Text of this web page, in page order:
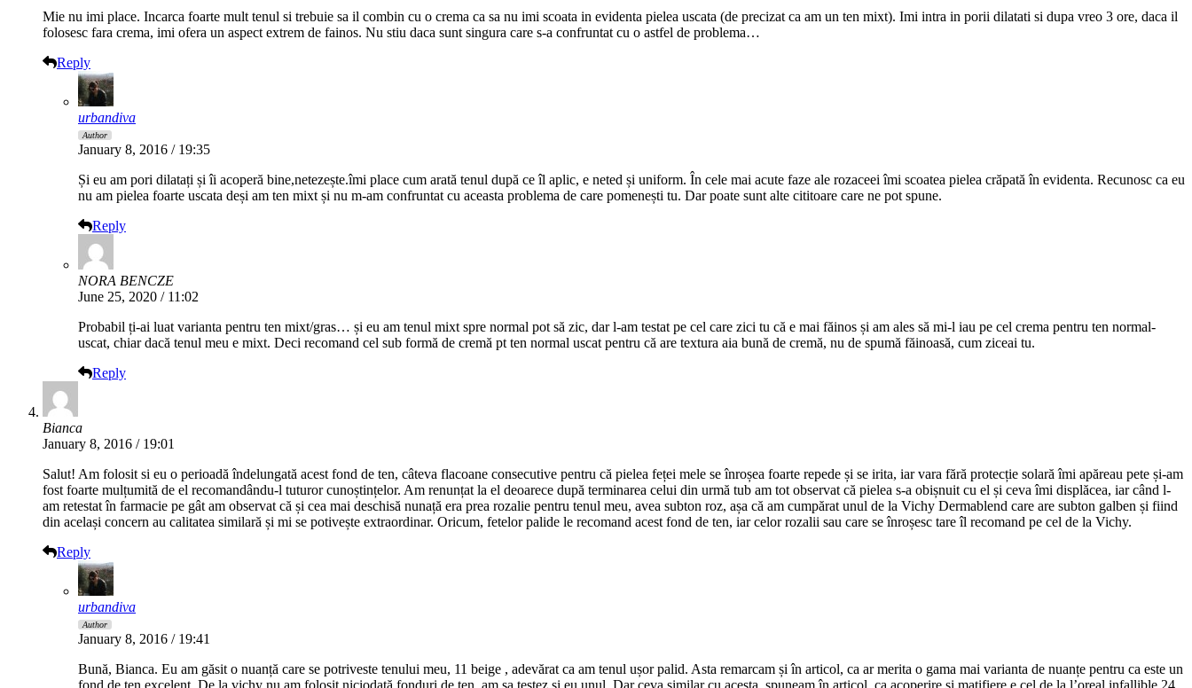
Mie nu imi place. Incarca foarte mult tenul si trebuie sa il combin cu o crema ca sa nu imi scoata in evidenta pielea uscata (de precizat ca am un ten mixt). Imi intra in porii dilatati si dupa vreo 3 ore, daca il
folosesc fara crema, imi ofera un aspect extrem de fainos. Nu stiu daca sunt singura care s-a confruntat cu o astfel de problema…
Reply
urbandiva
Author
January 8, 2016 / 19:35
Și eu am pori dilatați și îi acoperă bine,netezește.îmi place cum arată tenul după ce îl aplic, e neted și uniform. În cele mai acute faze ale rozaceei îmi scoatea pielea crăpată în evidenta. Recunosc ca eu
nu am pielea foarte uscata deși am ten mixt și nu m-am confruntat cu aceasta problema de care pomenești tu. Dar poate sunt alte cititoare care ne pot spune.
Reply
NORA BENCZE
June 25, 2020 / 11:02
Probabil ți-ai luat varianta pentru ten mixt/gras… și eu am tenul mixt spre normal pot să zic, dar l-am testat pe cel care zici tu că e mai făinos și am ales să mi-l iau pe cel crema pentru ten normal-
uscat, chiar dacă tenul meu e mixt. Deci recomand cel sub formă de cremă pt ten normal uscat pentru că are textura aia bună de cremă, nu de spumă făinoasă, cum ziceai tu.
Reply
Bianca
January 8, 2016 / 19:01
Salut! Am folosit si eu o perioadă îndelungată acest fond de ten, câteva flacoane consecutive pentru că pielea feței mele se înroșea foarte repede și se irita, iar vara fără protecție solară îmi apăreau pete și-am
fost foarte mulțumită de el recomandându-l tuturor cunoștințelor. Am renunțat la el deoarece după terminarea celui din urmă tub am tot observat că pielea s-a obișnuit cu el și ceva îmi displăcea, iar când l-
am retestat în farmacie pe gât am observat că și cea mai deschisă nunață era prea rozalie pentru tenul meu, avea subton roz, așa că am cumpărat unul de la Vichy Dermablend care are subton galben și fiind
din același concern au calitatea similară și mi se potivește extraordinar. Oricum, fetelor palide le recomand acest fond de ten, iar celor rozalii sau care se înroșesc tare îl recomand pe cel de la Vichy.
Reply
urbandiva
Author
January 8, 2016 / 19:41
Bună, Bianca. Eu am găsit o nuanță care se potriveste tenului meu, 11 beige , adevărat ca am tenul ușor palid. Asta remarcam și în articol, ca ar merita o gama mai varianta de nuanțe pentru ca este un